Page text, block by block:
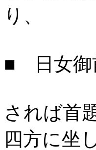
り、
■ 日女御
されば首
四方に坐